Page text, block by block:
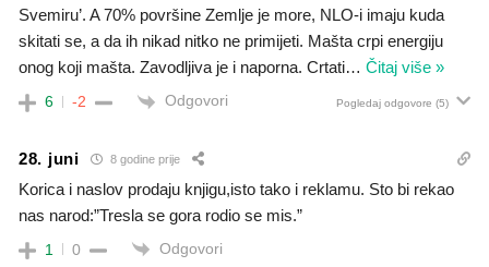
Svemiru’. A 70% površine Zemlje je more, NLO-i imaju kuda
skitati se, a da ih nikad nitko ne primijeti. Mašta crpi energiju
onog koji mašta. Zavodljiva je i naporna. Crtati… Čitaj više »
6 -2 Odgovori Pogledaj odgovore (5)
28. juni 8 godine prije
Korica i naslov prodaju knjigu,isto tako i reklamu. Sto bi rekao
nas narod:”Tresla se gora rodio se mis.”
1 0 Odgovori